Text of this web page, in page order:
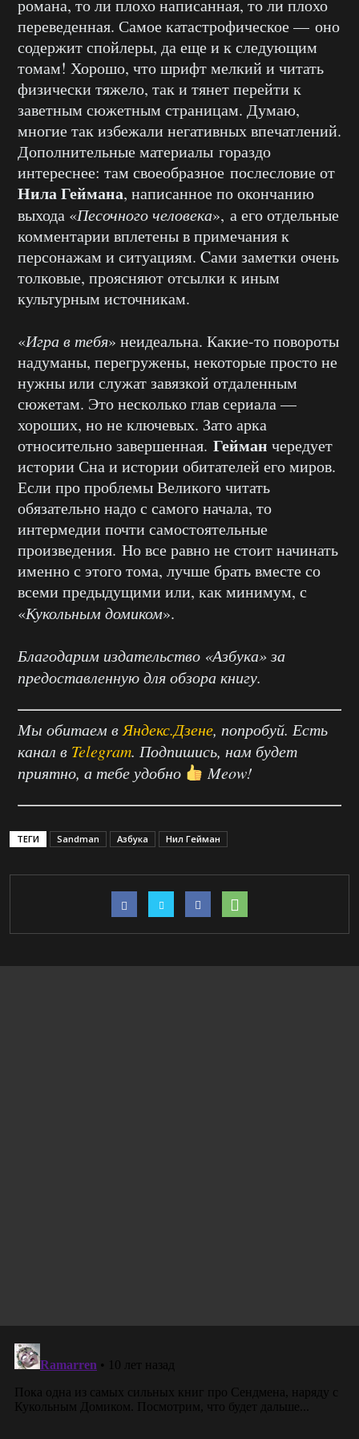
романа, то ли плохо написанная, то ли плохо
переведенная. Самое катастрофическое — оно
содержит спойлеры, да еще и к следующим
томам! Хорошо, что шрифт мелкий и читать
физически тяжело, так и тянет перейти к
заветным сюжетным страницам. Думаю,
многие так избежали негативных впечатлений.
Дополнительные материалы гораздо
интереснее: там своеобразное послесловие от
Нила Геймана, написанное по окончанию
выхода «Песочного человека», а его отдельные
комментарии вплетены в примечания к
персонажам и ситуациям. Cами заметки очень
толковые, проясняют отсылки к иным
культурным источникам.
«Игра в тебя» неидеальна. Какие-то повороты
надуманы, перегружены, некоторые просто не
нужны или служат завязкой отдаленным
сюжетам. Это несколько глав сериала —
хороших, но не ключевых. Зато арка
относительно завершенная. Гейман чередует
истории Сна и истории обитателей его миров.
Если про проблемы Великого читать
обязательно надо с самого начала, то
интермедии почти самостоятельные
произведения. Но все равно не стоит начинать
именно с этого тома, лучше брать вместе со
всеми предыдущими или, как минимум, с
«Кукольным домиком».
Благодарим издательство «Азбука» за
предоставленную для обзора книгу.
Мы обитаем в Яндекс.Дзене, попробуй. Есть
канал в Telegram. Подпишись, нам будет
приятно, а тебе удобно
Meow!
ТЕГИ Sandman Азбука Нил Гейман